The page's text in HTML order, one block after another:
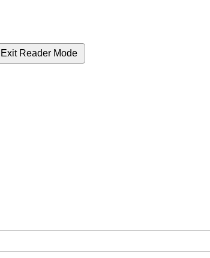
Exit Reader Mode